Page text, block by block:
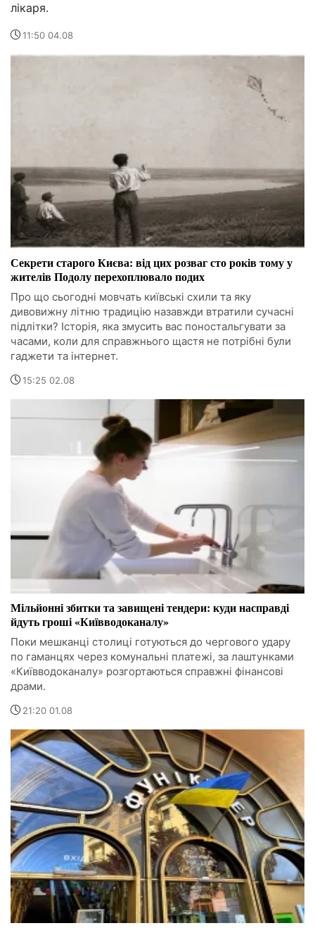
лікаря.
11:50 04.08
Секрети старого Києва: від цих розваг сто років тому у
жителів Подолу перехоплювало подих
Про що сьогодні мовчать київські схили та яку
дивовижну літню традицію назавжди втратили сучасні
підлітки? Історія, яка змусить вас поностальгувати за
часами, коли для справжнього щастя не потрібні були
гаджети та інтернет.
15:25 02.08
Мільйонні збитки та завищені тендери: куди насправді
йдуть гроші «Київводоканалу»
Поки мешканці столиці готуються до чергового удару
по гаманцях через комунальні платежі, за лаштунками
«Київводоканалу» розгортаються справжні фінансові
драми.
21:20 01.08